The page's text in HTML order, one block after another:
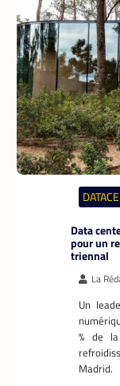
l’un des
La
Il n’a
Cauleve
des
Food
depuis